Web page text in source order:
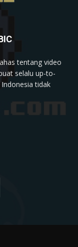
tentang video
selalu up-to-
tidak